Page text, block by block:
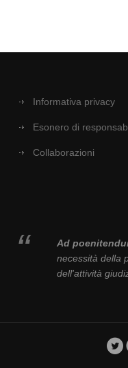
Informativa privacy
Esonero di
Collaborazioni
Ad
necessità della
dell'attività